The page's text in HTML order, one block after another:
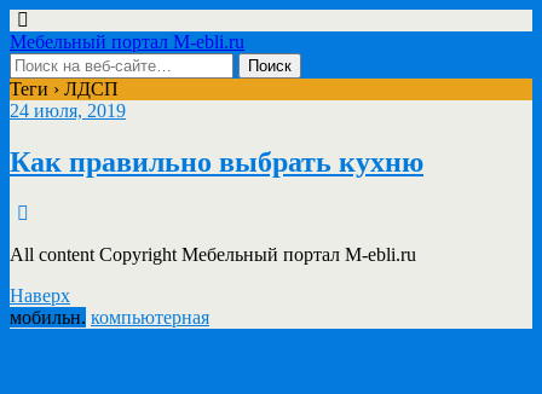
Мебельный портал M-ebli.ru
Теги › ЛДСП
24 июля, 2019
Как правильно выбрать кухню
All content Copyright Мебельный портал M-ebli.ru
Наверх
мобильн. компьютерная